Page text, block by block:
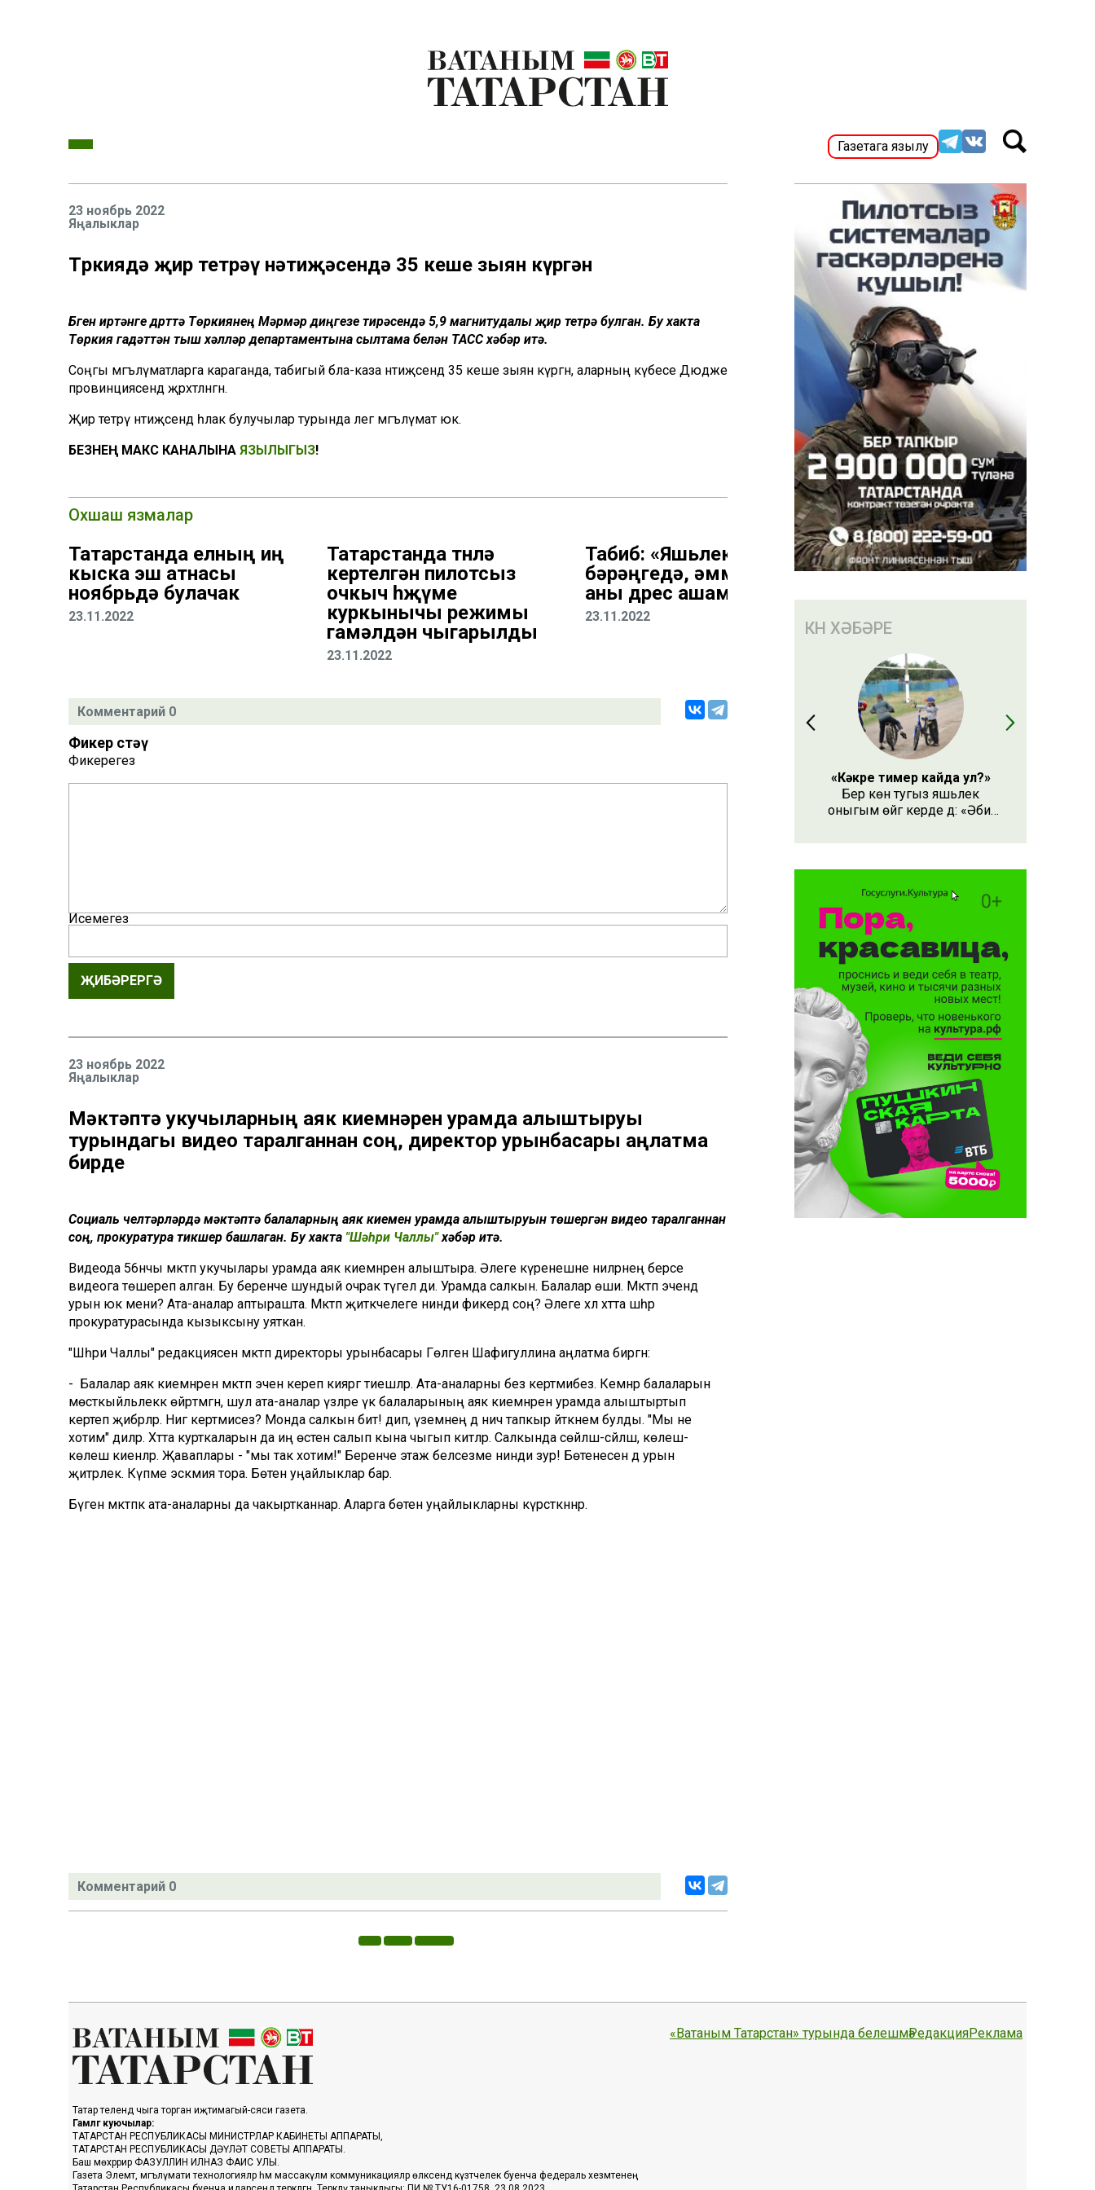
Газетага язылу
23 ноябрь 2022
Яңалыклар
Төркиядә җир тетрәү нәтиҗәсендә 35 кеше зыян күргән
Бүген иртәнге дүрттә Төркиянең Мәрмәр диңгезе тирәсендә 5,9 магнитудалы җир тетрәү булган. Бу хакта
Төркия гадәттән тыш хәлләр департаментына сылтама белән ТАСС хәбәр итә.
Соңгы мәгълүматларга караганда, табигый бәла-каза нәтиҗәсендә 35 кеше зыян күргән, аларның күбесе Дюдже
провинциясендә җәрәхәтләнгән.
Җир тетрәү нәтиҗәсендә һәлак булучылар турында әлегә мәгълүмат юк.
БЕЗНЕҢ МАКС КАНАЛЫНА ЯЗЫЛЫГЫЗ!
Охшаш язмалар
Татарстанда елның иң
кыска эш атнасы
ноябрьдә булачак
23.11.2022
Татарстанда төнлә
кертелгән пилотсыз
очкыч һөҗүме
куркынычы режимы
гамәлдән чыгарылды
23.11.2022
Табиб: «Яшьлек сере –
бәрәңгедә, әмма без
аны дөрес ашамыйбыз»
23.11.2022
Комментарий 0
Фикер өстәү
Фикерегез
Исемегез
ҖИБӘРЕРГӘ
23 ноябрь 2022
Яңалыклар
Мәктәптә укучыларның аяк киемнәрен урамда алыштыруы
турындагы видео таралганнан соң, директор урынбасары аңлатма
бирде
Социаль челтәрләрдә мәктәптә балаларның аяк киемен урамда алыштыруын төшергән видео таралганнан
соң, прокуратура тикшерү башлаган. Бу хакта "Шәһри Чаллы"хәбәр итә.
Видеода 56нчы мәктәп укучылары урамда аяк киемнәрен алыштыра. Әлеге күренешне әниләрнең берсе
видеога төшереп алган. Бу беренче шундый очрак түгел ди. Урамда салкын. Балалар өши. Мәктәп эчендә
урын юк мени? Ата-аналар аптырашта. Мәктәп җитәкчелеге нинди фикердә соң? Әлеге хәл хәтта шәһәр
прокуратурасында кызыксыну уяткан.
"Шәһри Чаллы" редакциясенә мәктәп директоры урынбасары Гөлгенә Шафигуллина аңлатма биргән:
- Балалар аяк киемнәрен мәктәп эченә кереп кияргә тиешләр. Ата-аналарны без кертмибез. Кемнәр балаларын
мөстәкыйльлеккә өйрәтмәгән, шул ата-аналар үзләре үк балаларының аяк киемнәрен урамда алыштыртып
кертеп җибәрәләр. Нигә кертмисез? Монда салкын бит! дип, үземнең дә ничә тапкыр әйткәнем булды. "Мы не
хотим" диләр. Хәтта курткаларын да иң өстенә салып кына чыгып китәләр. Салкында сөйләшә-сәйләшә, көлешә-
көлешә киенәләр. Җаваплары - "мы так хотим!" Беренче этаж беләсезме нинди зур! Бөтенесенә дә урын
җитәрлек. Күпме эскәмия тора. Бөтен уңайлыклар бар.
Бүген мәктәпкә ата-аналарны да чакыртканнар. Аларга бөтен уңайлыкларны күрсәткәннәр.
Комментарий 0
КӨН ХӘБӘРЕ
«Кәкре тимер кайда ул?»
Бер көн тугыз яшьлек
оныгым өйгә керде дә: «Әби,
ул?» – дип сорады.
Татар телендә чыга торган иҗтимагый-сәяси газета.
Гамәлгә куючылар:
ТАТАРСТАН РЕСПУБЛИКАСЫ МИНИСТРЛАР КАБИНЕТЫ АППАРАТЫ,
ТАТАРСТАН РЕСПУБЛИКАСЫ ДӘҮЛӘТ СОВЕТЫ АППАРАТЫ.
Баш мөхәррир ФАЗУЛЛИН ИЛНАЗ ФАИС УЛЫ.
Газета Элемтә, мәгълүмати технологияләр һәм массакүләм коммуникацияләр өлкәсендә күзәтчелек буенча федераль хезмәтенең
«Ватаным Татарстан» турында белешмәРедакцияРеклама